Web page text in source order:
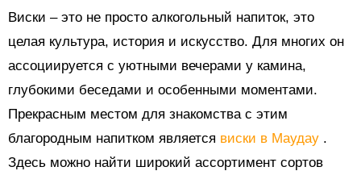
Виски – это не просто алкогольный напиток, это
целая культура, история и искусство. Для многих он
ассоциируется с уютными вечерами у камина,
глубокими беседами и особенными моментами.
Прекрасным местом для знакомства с этим
благородным напитком является виски в Маудау .
Здесь можно найти широкий ассортимент сортов